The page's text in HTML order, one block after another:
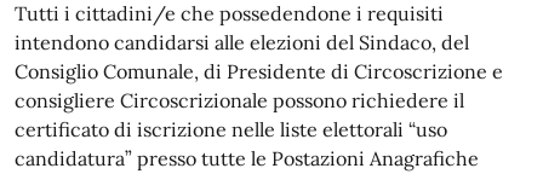
Tutti i cittadini/e che possedendone i requisiti
intendono candidarsi alle elezioni del Sindaco, del
Consiglio Comunale, di Presidente di Circoscrizione e
consigliere Circoscrizionale possono richiedere il
certificato di iscrizione nelle liste elettorali “uso
candidatura” presso tutte le Postazioni Anagrafiche